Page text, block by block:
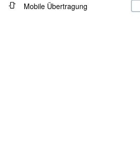
Mobile Übertragung